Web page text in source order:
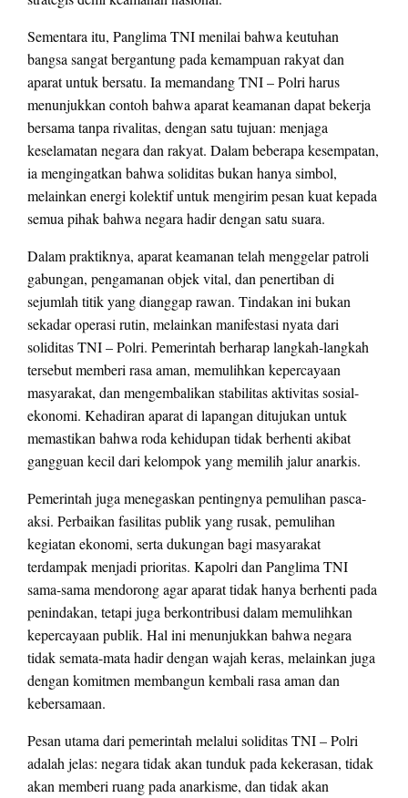
Sementara itu, Panglima TNI menilai bahwa keutuhan
bangsa sangat bergantung pada kemampuan rakyat dan
aparat untuk bersatu. Ia memandang TNI – Polri harus
menunjukkan contoh bahwa aparat keamanan dapat bekerja
bersama tanpa rivalitas, dengan satu tujuan: menjaga
keselamatan negara dan rakyat. Dalam beberapa kesempatan,
ia mengingatkan bahwa soliditas bukan hanya simbol,
melainkan energi kolektif untuk mengirim pesan kuat kepada
semua pihak bahwa negara hadir dengan satu suara.
Dalam praktiknya, aparat keamanan telah menggelar patroli
gabungan, pengamanan objek vital, dan penertiban di
sejumlah titik yang dianggap rawan. Tindakan ini bukan
sekadar operasi rutin, melainkan manifestasi nyata dari
soliditas TNI – Polri. Pemerintah berharap langkah-langkah
tersebut memberi rasa aman, memulihkan kepercayaan
masyarakat, dan mengembalikan stabilitas aktivitas sosial-
ekonomi. Kehadiran aparat di lapangan ditujukan untuk
memastikan bahwa roda kehidupan tidak berhenti akibat
gangguan kecil dari kelompok yang memilih jalur anarkis.
Pemerintah juga menegaskan pentingnya pemulihan pasca-
aksi. Perbaikan fasilitas publik yang rusak, pemulihan
kegiatan ekonomi, serta dukungan bagi masyarakat
terdampak menjadi prioritas. Kapolri dan Panglima TNI
sama-sama mendorong agar aparat tidak hanya berhenti pada
penindakan, tetapi juga berkontribusi dalam memulihkan
kepercayaan publik. Hal ini menunjukkan bahwa negara
tidak semata-mata hadir dengan wajah keras, melainkan juga
dengan komitmen membangun kembali rasa aman dan
kebersamaan.
Pesan utama dari pemerintah melalui soliditas TNI – Polri
adalah jelas: negara tidak akan tunduk pada kekerasan, tidak
akan memberi ruang pada anarkisme, dan tidak akan